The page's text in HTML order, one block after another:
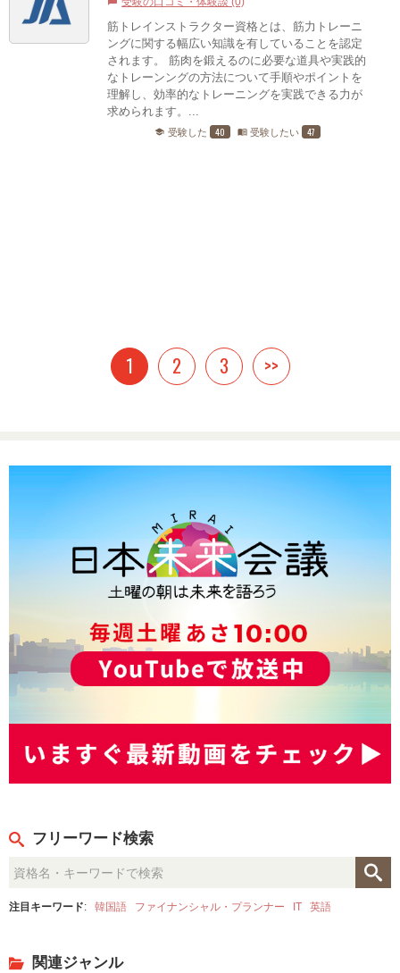
筋トレインストラクター資格とは、筋力トレーニ
ングに関する幅広い知識を有していることを認定
されます。 筋肉を鍛えるのに必要な道具や実践的
なトレーンングの方法について手順やポイントを
理解し、効率的なトレーニングを実践できる力が
求められます。...
school 受験した 40 menu_book 受験したい 47
1 2 3 >>
フリーワード検索
注目キーワード: 韓国語 ファイナンシャル・プランナー IT 英語
関連ジャンル